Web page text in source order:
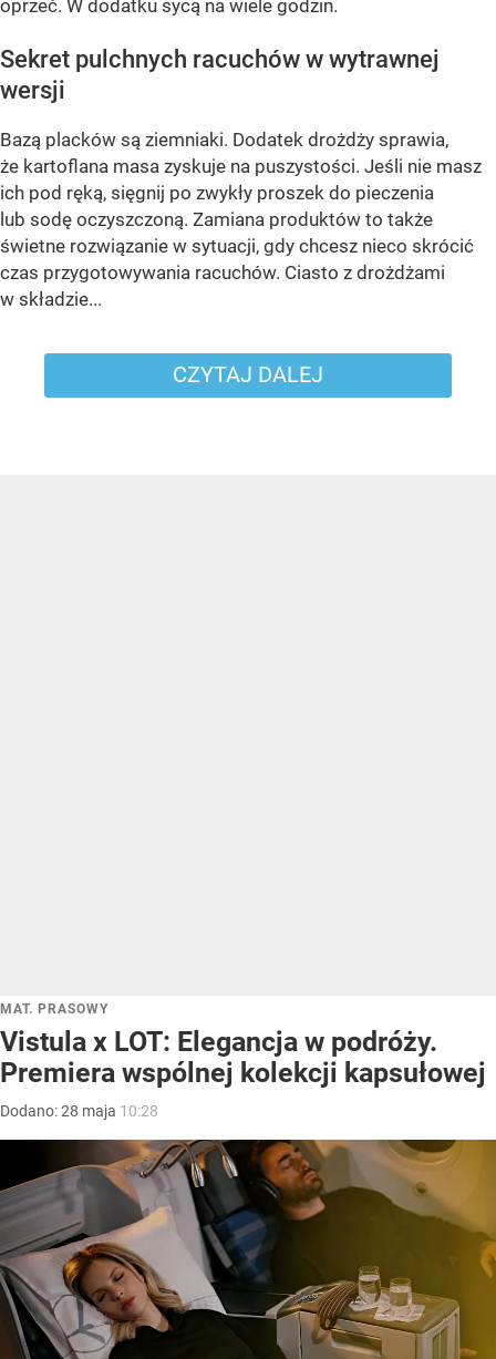
oprzeć. W dodatku sycą na wiele godzin.
Sekret pulchnych racuchów w wytrawnej
wersji
Bazą placków są ziemniaki. Dodatek drożdży sprawia,
że kartoflana masa zyskuje na puszystości. Jeśli nie masz
ich pod ręką, sięgnij po zwykły proszek do pieczenia
lub sodę oczyszczoną. Zamiana produktów to także
świetne rozwiązanie w sytuacji, gdy chcesz nieco skrócić
czas przygotowywania racuchów. Ciasto z drożdżami
w składzie...
CZYTAJ DALEJ
MAT. PRASOWY
Vistula x LOT: Elegancja w podróży.
Premiera wspólnej kolekcji kapsułowej
Dodano:28 maja 10:28